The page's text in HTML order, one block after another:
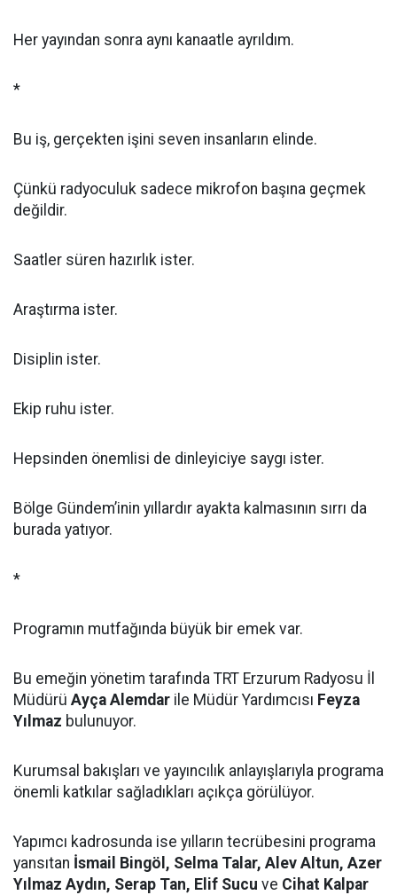
Her yayından sonra aynı kanaatle ayrıldım.
*
Bu iş, gerçekten işini seven insanların elinde.
Çünkü radyoculuk sadece mikrofon başına geçmek
değildir.
Saatler süren hazırlık ister.
Araştırma ister.
Disiplin ister.
Ekip ruhu ister.
Hepsinden önemlisi de dinleyiciye saygı ister.
Bölge Gündem’inin yıllardır ayakta kalmasının sırrı da
burada yatıyor.
*
Programın mutfağında büyük bir emek var.
Bu emeğin yönetim tarafında TRT Erzurum Radyosu İl
Müdürü Ayça Alemdar ile Müdür Yardımcısı Feyza
Yılmaz bulunuyor.
Kurumsal bakışları ve yayıncılık anlayışlarıyla programa
önemli katkılar sağladıkları açıkça görülüyor.
Yapımcı kadrosunda ise yılların tecrübesini programa
yansıtan İsmail Bingöl, Selma Talar, Alev Altun, Azer
Yılmaz Aydın, Serap Tan, Elif Sucu ve Cihat Kalpar